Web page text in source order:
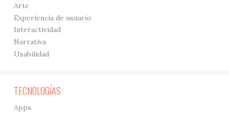
Arte
Experiencia de usuario
Interactividad
Narrativa
Usabilidad
TECNOLOGÍAS
Apps